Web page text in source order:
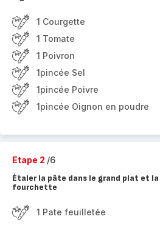
1 Courgette
1 Tomate
1 Poivron
1pincée Sel
1pincée Poivre
1pincée Oignon en poudre
Etape 2 /6
Étaler la pâte dans le grand plat et la
fourchette
1 Pate feuilletée